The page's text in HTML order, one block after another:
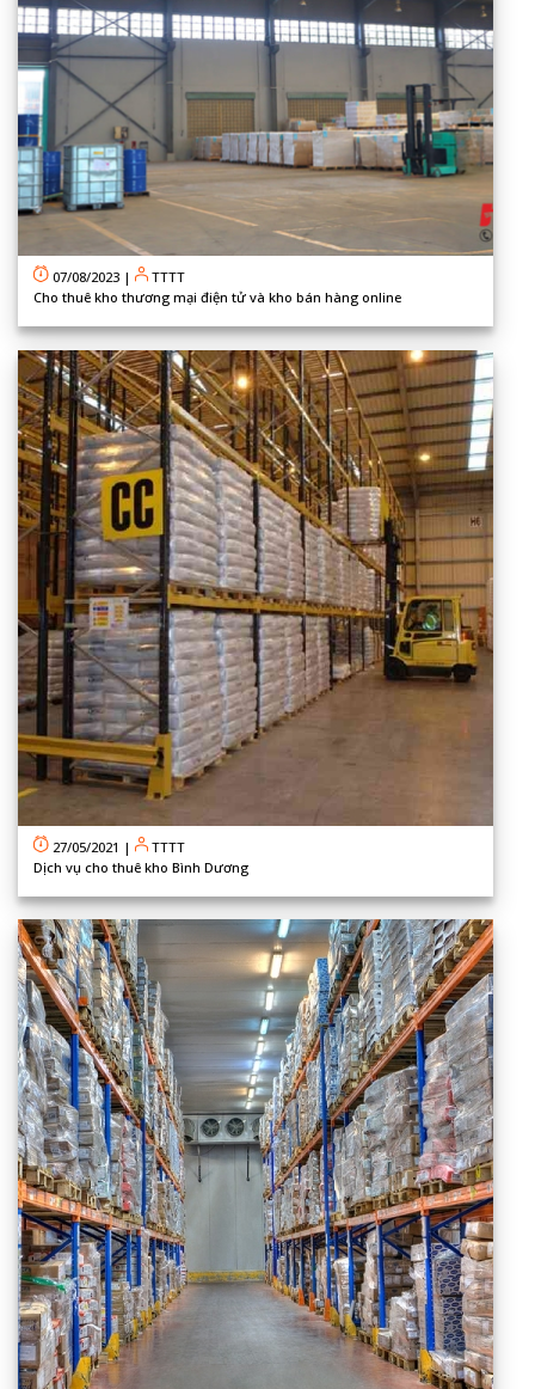
07/08/2023 |
TTTT
Cho thuê kho thương mại điện tử và kho bán hàng online
27/05/2021 |
TTTT
Dịch vụ cho thuê kho Bình Dương